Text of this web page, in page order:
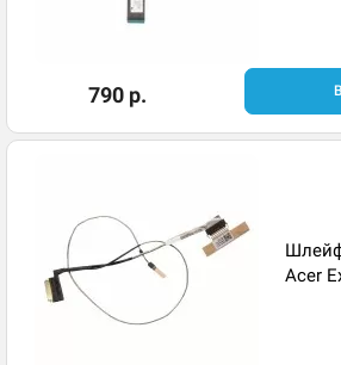
790 р.
Acer